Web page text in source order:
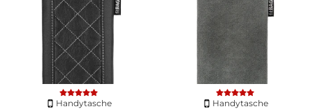
Handytasche Handytasche